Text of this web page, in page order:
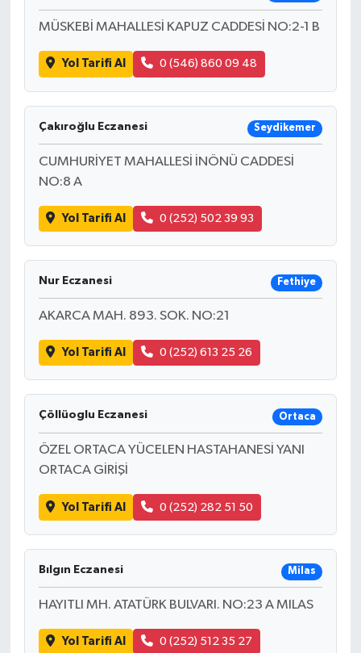
MÜSKEBİ MAHALLESİ KAPUZ CADDESİ NO:2-1 B
Yol Tarifi Al 0 (546) 860 09 48
Çakıroğlu Eczanesi Seydikemer
CUMHURİYET MAHALLESİ İNÖNÜ CADDESİ
NO:8 A
Yol Tarifi Al 0 (252) 502 39 93
Nur Eczanesi Fethiye
AKARCA MAH. 893. SOK. NO:21
Yol Tarifi Al 0 (252) 613 25 26
Çöllüoglu Eczanesi Ortaca
ÖZEL ORTACA YÜCELEN HASTAHANESİ YANI
ORTACA GİRİŞİ
Yol Tarifi Al 0 (252) 282 51 50
Bılgın Eczanesi Milas
HAYITLI MH. ATATÜRK BULVARI. NO:23 A MILAS
Yol Tarifi Al 0 (252) 512 35 27
EĞİTİM
BÖLGE
POPÜLER
TREND
MEDYA
OTOMOTİV
TEKNOLOJİ
KÜLTÜR SANAT